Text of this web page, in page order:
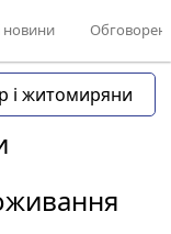
новини
і житомиряни